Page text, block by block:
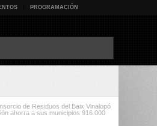
PROGRAMACIÓN
de Residuos del Baix Vinalopó
ahorra a sus municipios 916.000